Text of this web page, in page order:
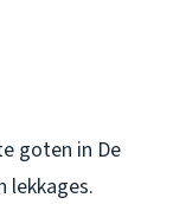
goten in De
lekkages.